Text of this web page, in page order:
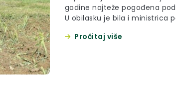
godine najteže pogođena
U obilasku je bila i ministrica
Pročitaj više